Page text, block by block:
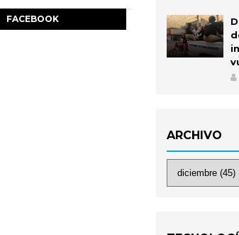
FACEBOOK
ARCHIVO